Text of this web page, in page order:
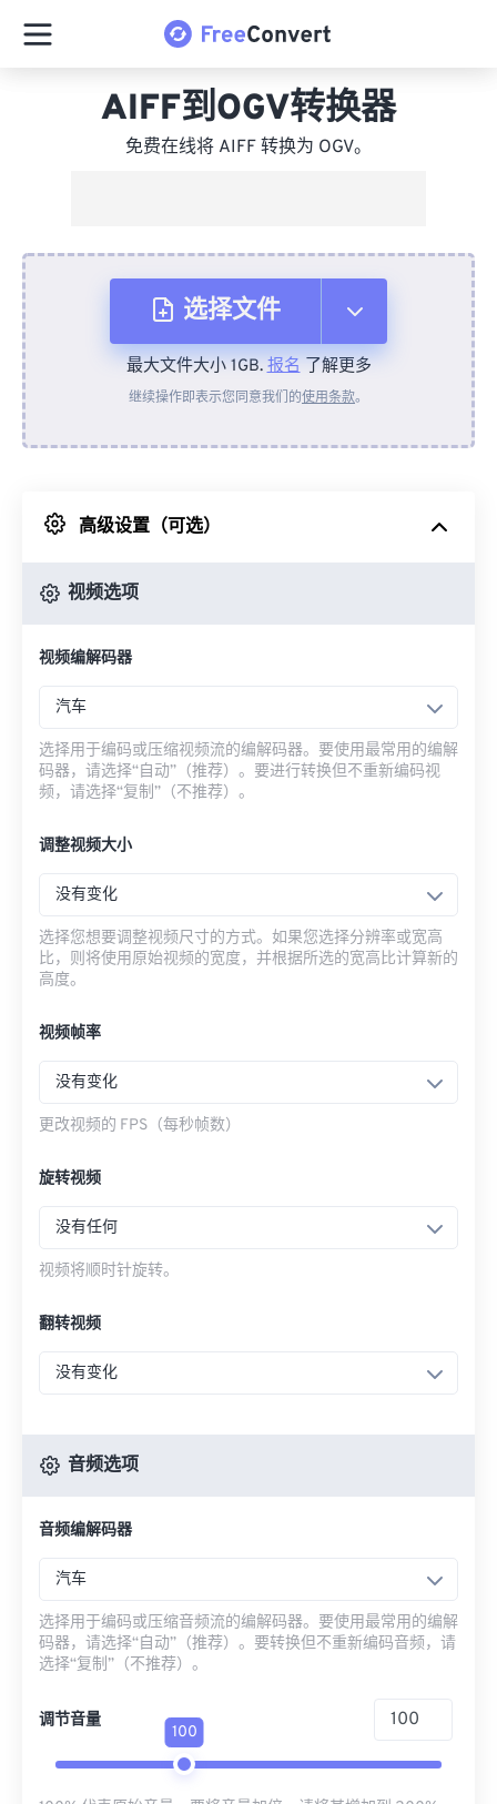
AIFF到OGV转换器
免费在线将 AIFF 转换为 OGV。
选择文件
从设备
来自 Google Drive
最大文件大小 1GB.报名了解更多
继续操作即表示您同意我们的使用条款。
高级设置（可选）
视频选项
视频编解码器
汽车
选择用于编码或压缩视频流的编解码器。要使用最常用的编解
码器，请选择“自动”（推荐）。要进行转换但不重新编码视
频，请选择“复制”（不推荐）。
调整视频大小
没有变化
选择您想要调整视频尺寸的方式。如果您选择分辨率或宽高
比，则将使用原始视频的宽度，并根据所选的宽高比计算新的
高度。
视频帧率
没有变化
更改视频的 FPS（每秒帧数）
旋转视频
没有任何
视频将顺时针旋转。
翻转视频
没有变化
音频选项
音频编解码器
汽车
选择用于编码或压缩音频流的编解码器。要使用最常用的编解
码器，请选择“自动”（推荐）。要转换但不重新编码音频，请
选择“复制”（不推荐）。
调节音量
100